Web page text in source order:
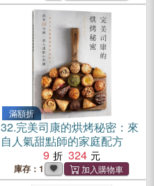
滿額折
32.完美司康的烘烤秘密：來
自人氣甜點師的家庭配方
9
324
庫存：1